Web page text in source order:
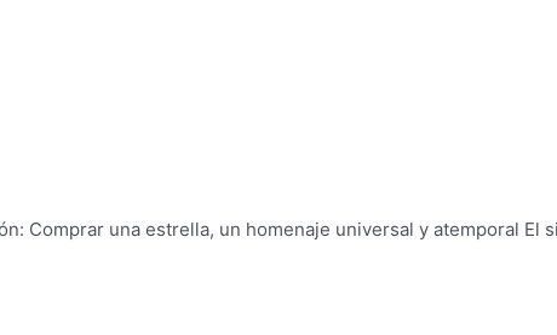
Comprar una estrella, un homenaje universal y atemporal El